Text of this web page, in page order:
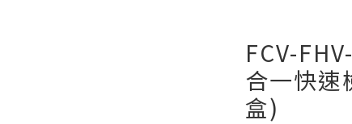
FCV-
合一快
盒)